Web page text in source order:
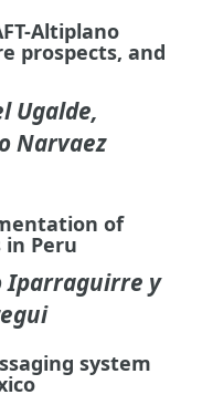
Altiplano
prospects, and
Ugalde,
Narvaez
of
Peru
Iparraguirre y
system